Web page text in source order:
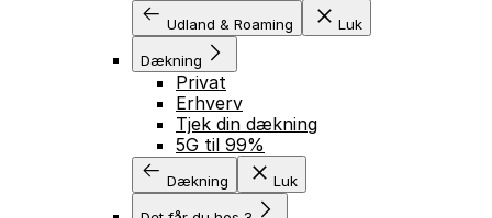
Udland & Roaming Luk
Dækning
Privat
Erhverv
Tjek din dækning
5G til 99%
Dækning Luk